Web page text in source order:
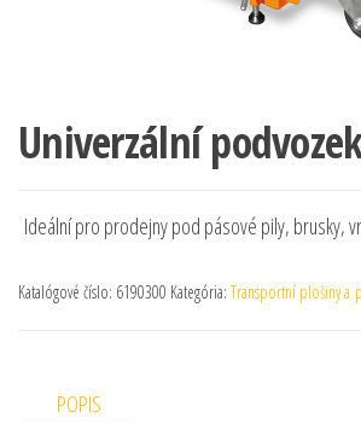
Univerzální
Ideální pro prodejny pod pásové pily, brusky,
Katalógové číslo: 6190300 Kategória: Transportní plošiny a
POPIS